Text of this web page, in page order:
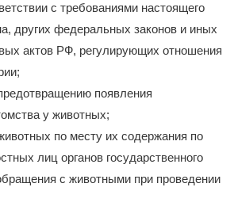
с требованиями настоящего
других федеральных законов и иных
актов РФ, регулирующих отношения
появления
у животных;
по месту их содержания по
лиц органов государственного
с животными при проведении